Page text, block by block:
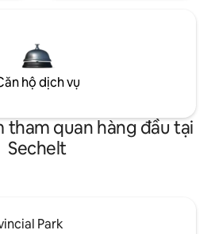
hộ dịch vụ
tham quan hàng đầu tại
Sechelt
Park